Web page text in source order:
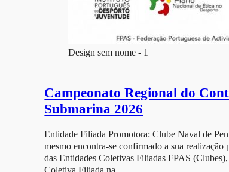
Design sem nome - 1
Campeonato Regional do
Submarina 2026
Entidade Filiada Promotora: Clube Naval de
mesmo encontra-se confirmado a sua
das Entidades Coletivas Filiadas FPAS